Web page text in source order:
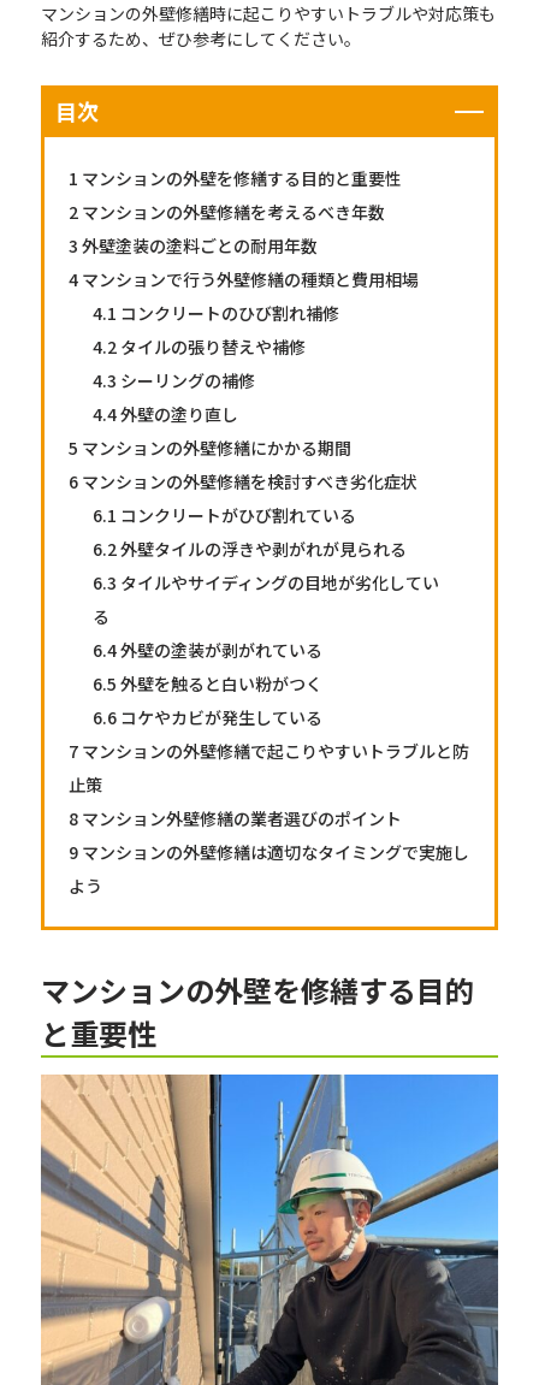
マンションの外壁修繕時に起こりやすいトラブルや対応策も
紹介するため、ぜひ参考にしてください。
目次
1 マンションの外壁を修繕する目的と重要性
2 マンションの外壁修繕を考えるべき年数
3 外壁塗装の塗料ごとの耐用年数
4 マンションで行う外壁修繕の種類と費用相場
4.1 コンクリートのひび割れ補修
4.2 タイルの張り替えや補修
4.3 シーリングの補修
4.4外壁の塗り直し
5 マンションの外壁修繕にかかる期間
6 マンションの外壁修繕を検討すべき劣化症状
6.1 コンクリートがひび割れている
6.2外壁タイルの浮きや剥がれが見られる
6.3 タイルやサイディングの目地が劣化してい
る
6.4外壁の塗装が剥がれている
6.5 外壁を触ると白い粉がつく
6.6 コケやカビが発生している
7 マンションの外壁修繕で起こりやすいトラブルと防
止策
8 マンション外壁修繕の業者選びのポイント
9 マンションの外壁修繕は適切なタイミングで実施し
よう
マンションの外壁を修繕する目的
と重要性